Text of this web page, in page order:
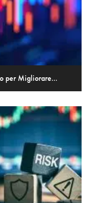
per Migliorare...